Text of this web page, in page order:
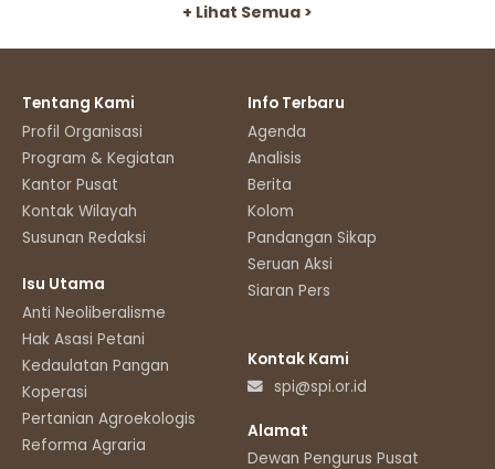
+ Lihat Semua >
Tentang Kami
Profil Organisasi
Program & Kegiatan
Kantor Pusat
Kontak Wilayah
Susunan Redaksi
Isu Utama
Anti Neoliberalisme
Hak Asasi Petani
Kedaulatan Pangan
Koperasi
Pertanian Agroekologis
Reforma Agraria
Info Terbaru
Agenda
Analisis
Berita
Kolom
Pandangan Sikap
Seruan Aksi
Siaran Pers
Kontak Kami
spi@spi.or.id
Alamat
Dewan Pengurus Pusat